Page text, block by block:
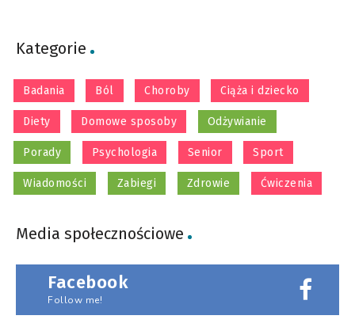
Kategorie
Badania Ból Choroby Ciąża i dziecko
Diety Domowe sposoby Odżywianie
Porady Psychologia Senior Sport
Wiadomości Zabiegi Zdrowie Ćwiczenia
Media społecznościowe
Facebook
Follow me!